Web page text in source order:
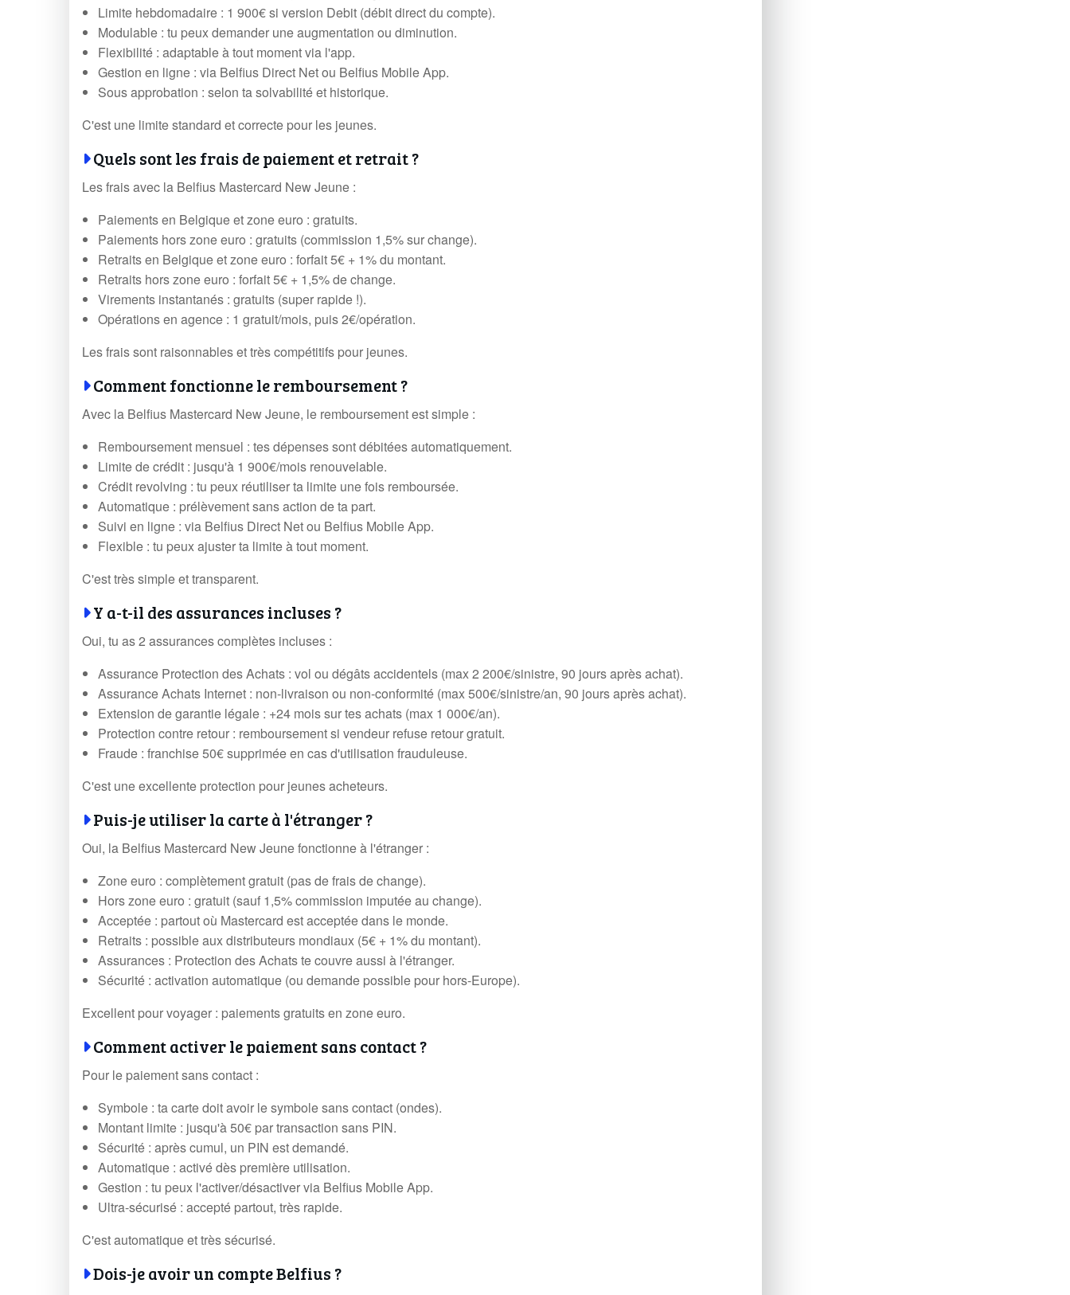
Limite hebdomadaire : 1 900€ si version Debit (débit direct du compte).
Modulable : tu peux demander une augmentation ou diminution.
Flexibilité : adaptable à tout moment via l'app.
Gestion en ligne : via Belfius Direct Net ou Belfius Mobile App.
Sous approbation : selon ta solvabilité et historique.
C'est une limite standard et correcte pour les jeunes.
Quels sont les frais de paiement et retrait ?
Les frais avec la Belfius Mastercard New Jeune :
Paiements en Belgique et zone euro : gratuits.
Paiements hors zone euro : gratuits (commission 1,5% sur change).
Retraits en Belgique et zone euro : forfait 5€ + 1% du montant.
Retraits hors zone euro : forfait 5€ + 1,5% de change.
Virements instantanés : gratuits (super rapide !).
Opérations en agence : 1 gratuit/mois, puis 2€/opération.
Les frais sont raisonnables et très compétitifs pour jeunes.
Comment fonctionne le remboursement ?
Avec la Belfius Mastercard New Jeune, le remboursement est simple :
Remboursement mensuel : tes dépenses sont débitées automatiquement.
Limite de crédit : jusqu'à 1 900€/mois renouvelable.
Crédit revolving : tu peux réutiliser ta limite une fois remboursée.
Automatique : prélèvement sans action de ta part.
Suivi en ligne : via Belfius Direct Net ou Belfius Mobile App.
Flexible : tu peux ajuster ta limite à tout moment.
C'est très simple et transparent.
Y a-t-il des assurances incluses ?
Oui, tu as 2 assurances complètes incluses :
Assurance Protection des Achats : vol ou dégâts accidentels (max 2 200€/sinistre, 90 jours après achat).
Assurance Achats Internet : non-livraison ou non-conformité (max 500€/sinistre/an, 90 jours après achat).
Extension de garantie légale : +24 mois sur tes achats (max 1 000€/an).
Protection contre retour : remboursement si vendeur refuse retour gratuit.
Fraude : franchise 50€ supprimée en cas d'utilisation frauduleuse.
C'est une excellente protection pour jeunes acheteurs.
Puis-je utiliser la carte à l'étranger ?
Oui, la Belfius Mastercard New Jeune fonctionne à l'étranger :
Zone euro : complètement gratuit (pas de frais de change).
Hors zone euro : gratuit (sauf 1,5% commission imputée au change).
Acceptée : partout où Mastercard est acceptée dans le monde.
Retraits : possible aux distributeurs mondiaux (5€ + 1% du montant).
Assurances : Protection des Achats te couvre aussi à l'étranger.
Sécurité : activation automatique (ou demande possible pour hors-Europe).
Excellent pour voyager : paiements gratuits en zone euro.
Comment activer le paiement sans contact ?
Pour le paiement sans contact :
Symbole : ta carte doit avoir le symbole sans contact (ondes).
Montant limite : jusqu'à 50€ par transaction sans PIN.
Sécurité : après cumul, un PIN est demandé.
Automatique : activé dès première utilisation.
Gestion : tu peux l'activer/désactiver via Belfius Mobile App.
Ultra-sécurisé : accepté partout, très rapide.
C'est automatique et très sécurisé.
Dois-je avoir un compte Belfius ?